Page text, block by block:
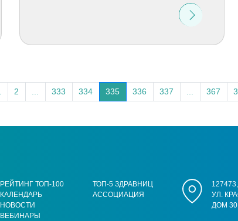
2 333 334 335 336 337 367
РЕЙТИНГ ТОП-100
КАЛЕНДАРЬ
НОВОСТИ
ВЕБИНАРЫ
ТОП-5 ЗДРАВНИЦ
АССОЦИАЦИЯ
УЛ.
ДОМ